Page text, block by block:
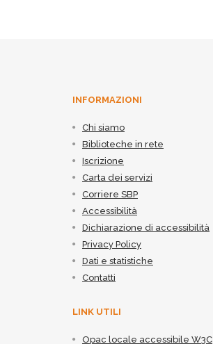
INFORMAZIONI
Chi siamo
Biblioteche in rete
Iscrizione
Carta dei servizi
Corriere SBP
Accessibilità
Dichiarazione di accessibilità
Privacy Policy
Dati e statistiche
Contatti
LINK UTILI
Opac locale accessibile W3C